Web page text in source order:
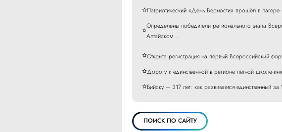
Патриотический «День Верности» прошёл в
Определены победители регионального этапа
Алтайском…
Открыта регистрация на первый Всероссийский
Дорогу к единственной в регионе лётной школе-
Бийску – 317 лет: как развивается единственный
ПОИСК ПО САЙТУ